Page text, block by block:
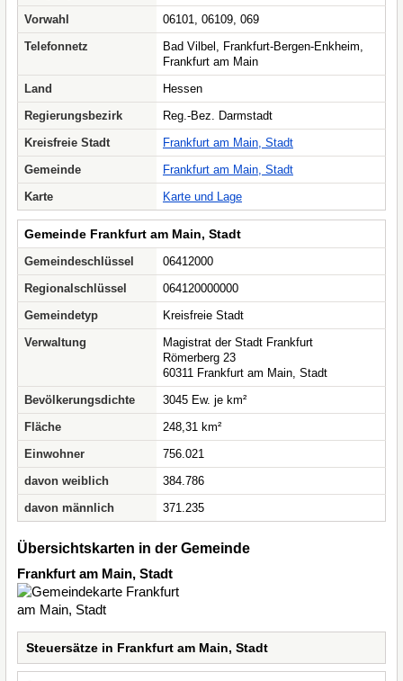
Vorwahl
06101, 06109, 069
Telefonnetz
Bad Vilbel, Frankfurt-Bergen-Enkheim,
Frankfurt am Main
Land
Hessen
Regierungsbezirk
Reg.-Bez. Darmstadt
Kreisfreie Stadt
Frankfurt am Main, Stadt
Gemeinde
Frankfurt am Main, Stadt
Karte
Karte und Lage
Gemeinde Frankfurt am Main, Stadt
Gemeindeschlüssel
06412000
Regionalschlüssel
064120000000
Gemeindetyp
Kreisfreie Stadt
Verwaltung
Magistrat der Stadt Frankfurt
Römerberg 23
60311 Frankfurt am Main, Stadt
Bevölkerungsdichte
3045 Ew. je km²
Fläche
248,31 km²
Einwohner
756.021
davon weiblich
384.786
davon männlich
371.235
Übersichtskarten in der Gemeinde
Frankfurt am Main, Stadt
Steuersätze in Frankfurt am Main, Stadt